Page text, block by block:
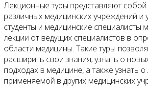
Лекционные туры представляют
различных медицинских учреждений и
студенты и медицинские специалисты
лекции от ведущих специалистов в
области медицины. Такие туры
расширить свои знания, узнать о
подходах в медицине, а также узнать
применяемой в других медицинских